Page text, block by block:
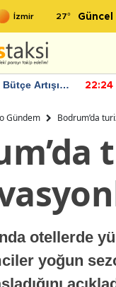
27° Güncel
Artışı
22:24
Gündem Bodrum’da
otellerde
yoğun